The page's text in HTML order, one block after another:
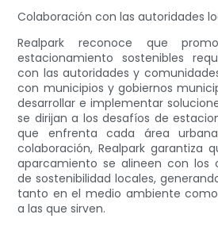
Colaboración con las autoridades
Realpark reconoce que
estacionamiento sostenibles
con las autoridades y
con municipios y gobiernos
desarrollar e implementar
se dirijan a los desafíos de
que enfrenta cada área
colaboración, Realpark garantiza
aparcamiento se alineen con los
de sostenibilidad locales,
tanto en el medio ambiente
a las que sirven.